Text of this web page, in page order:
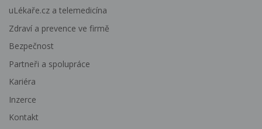
uLékaře.cz a telemedicína
Zdraví a prevence ve firmě
Bezpečnost
Partneři a spolupráce
Kariéra
Inzerce
Kontakt